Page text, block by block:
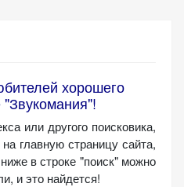
хорошего
"Звукомания"!
или другого поисковика,
главную страницу сайта,
в строке "поиск" можно
и это найдется!